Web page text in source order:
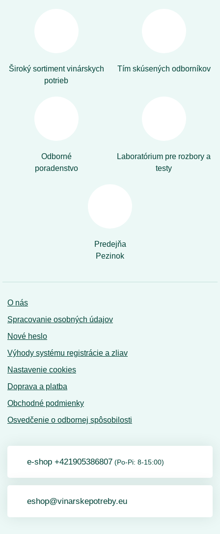
Široký sortiment vinárskych
potrieb
Tím skúsených odborníkov
Odborné
poradenstvo
Laboratórium pre rozbory a
testy
Predejňa
Pezinok
O nás
Spracovanie osobných údajov
Nové heslo
Výhody systému registrácie a zliav
Nastavenie cookies
Doprava a platba
Obchodné podmienky
Osvedčenie o odbornej spôsobilosti
e-shop +421905386807 (Po-Pi: 8-15:00)
eshop@vinarskepotreby.eu